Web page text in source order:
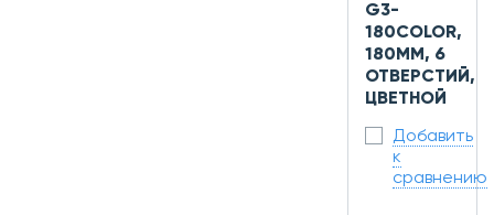
G3-
180COLOR,
180ММ, 6
ОТВЕРСТИЙ,
ЦВЕТНОЙ
Добавить
к
сравнению